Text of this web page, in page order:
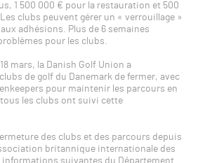
1 500 000 € pour la restauration et 500
clubs peuvent gérer un « verrouillage »
adhésions. Plus de 6 semaines
pour les clubs.
mars, la Danish Golf Union a
de golf du Danemark de fermer, avec
pour maintenir les parcours en
les clubs ont suivi cette
des clubs et des parcours depuis
britannique internationale des
informations suivantes du Département